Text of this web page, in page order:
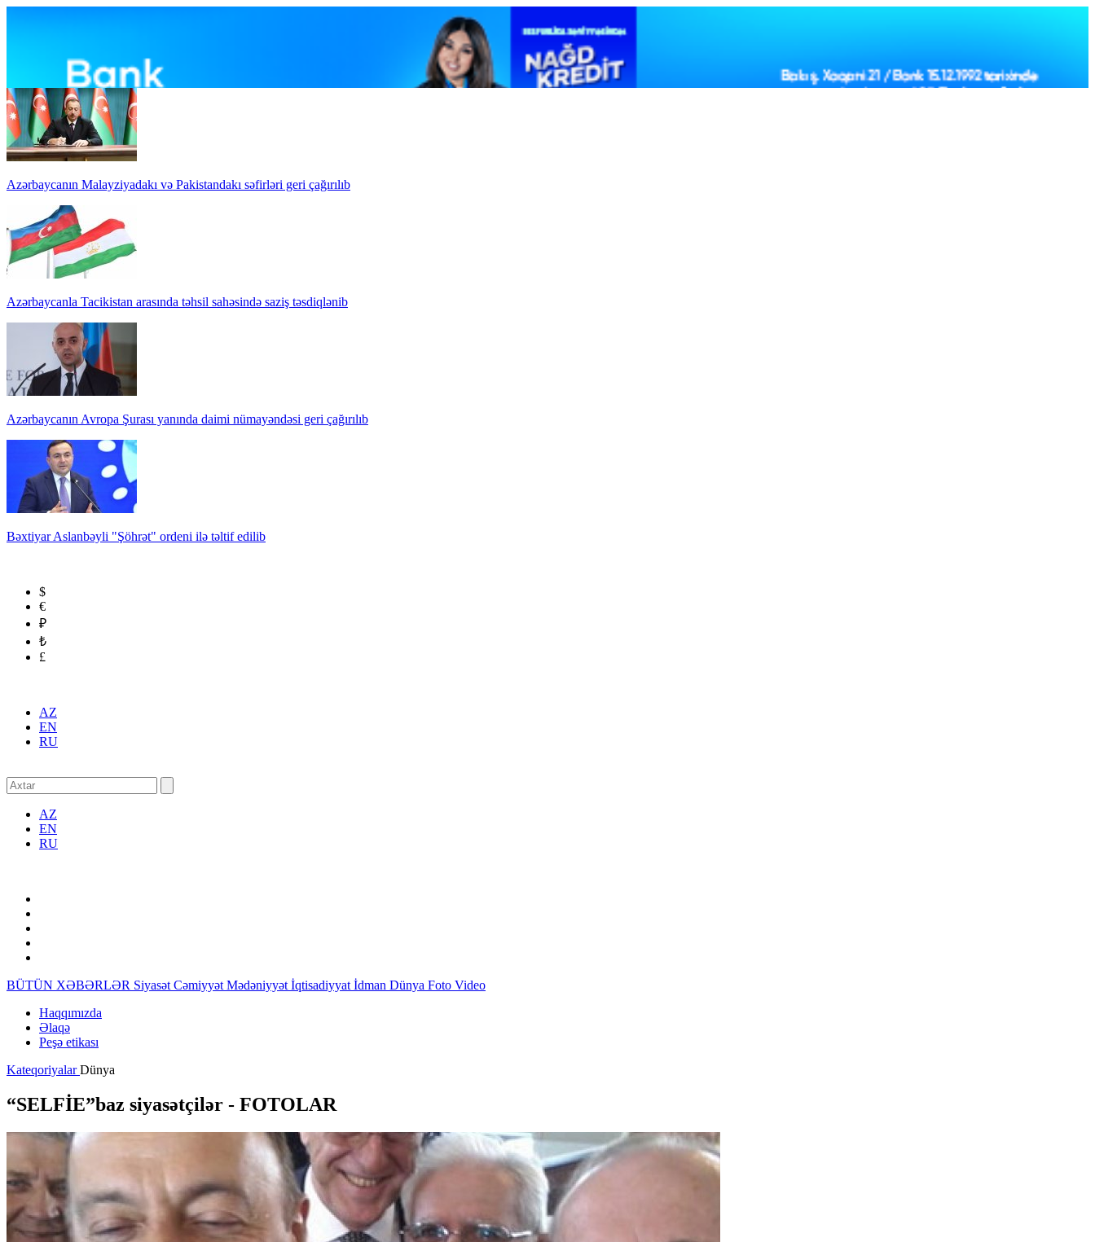
Azərbaycanın Malayziyadakı və Pakistandakı səfirləri geri çağırılıb
Azərbaycanla Tacikistan arasında təhsil sahəsində saziş təsdiqlənib
Azərbaycanın Avropa Şurası yanında daimi nümayəndəsi geri çağırılıb
Bəxtiyar Aslanbəyli "Şöhrət" ordeni ilə təltif edilib
$
€
₽
₺
£
AZ
EN
RU
AZ
EN
RU
BÜTÜN XƏBƏRLƏR Siyasət Cəmiyyət Mədəniyyət İqtisadiyyat İdman Dünya Foto Video
Haqqımızda
Əlaqə
Peşə etikası
KateqoriyalarDünya
“SELFİE”baz siyasətçilər - FOTOLAR